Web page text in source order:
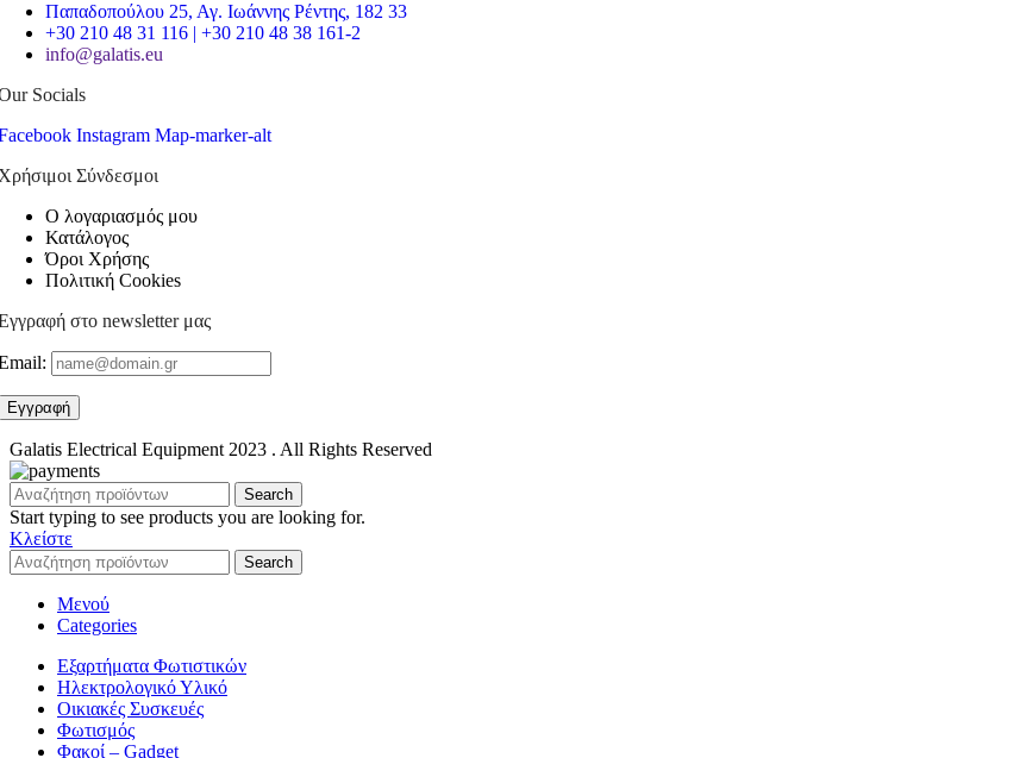
Παπαδοπούλου 25, Αγ. Ιωάννης Ρέντης, 182 33
+30 210 48 31 116 | +30 210 48 38 161-2
info@galatis.eu
Socials
Instagram Map-marker-alt
Σύνδεσμοι
Ο λογαριασμός μου
Κατάλογος
Όροι Χρήσης
Πολιτική Cookies
στο newsletter μας
Galatis Electrical Equipment 2023 . All Rights Reserved
Search
Start typing to see products you are looking for.
Κλείστε
Search
Μενού
Categories
Εξαρτήματα Φωτιστικών
Ηλεκτρολογικό Υλικό
Οικιακές Συσκευές
Φωτισμός
Φακοί – Gadget